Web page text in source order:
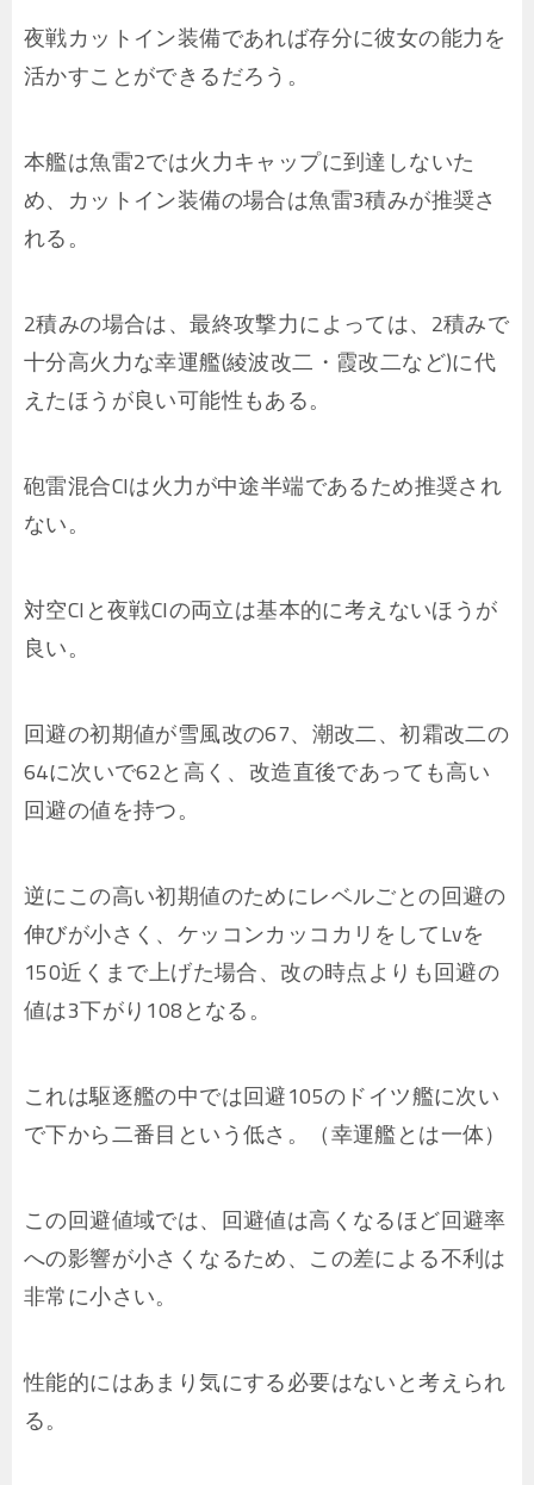
夜戦カットイン装備であれば存分に彼女の能力を
活かすことができるだろう。
本艦は魚雷2では火力キャップに到達しないた
め、カットイン装備の場合は魚雷3積みが推奨さ
れる。
2積みの場合は、最終攻撃力によっては、2積みで
十分高火力な幸運艦(綾波改二・霞改二など)に代
えたほうが良い可能性もある。
砲雷混合CIは火力が中途半端であるため推奨され
ない。
対空CIと夜戦CIの両立は基本的に考えないほうが
良い。
回避の初期値が雪風改の67、潮改二、初霜改二の
64に次いで62と高く、改造直後であっても高い
回避の値を持つ。
逆にこの高い初期値のためにレベルごとの回避の
伸びが小さく、ケッコンカッコカリをしてLvを
150近くまで上げた場合、改の時点よりも回避の
値は3下がり108となる。
これは駆逐艦の中では回避105のドイツ艦に次い
で下から二番目という低さ。（幸運艦とは一体）
この回避値域では、回避値は高くなるほど回避率
への影響が小さくなるため、この差による不利は
非常に小さい。
性能的にはあまり気にする必要はないと考えられ
る。